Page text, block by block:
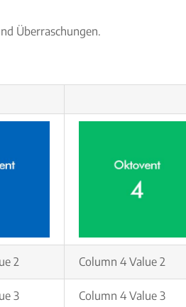
Überraschungen.
2 Column 4 Value 2
3 Column 4 Value 3